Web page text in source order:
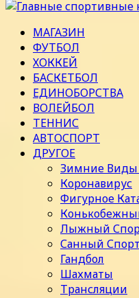
МАГАЗИН
ФУТБОЛ
ХОККЕЙ
БАСКЕТБОЛ
ЕДИНОБОРСТВА
ВОЛЕЙБОЛ
ТЕННИС
АВТОСПОРТ
ДРУГОЕ
Зимние Виды
Коронавирус
Фигурное
Лыжный
Санный Спорт
Гандбол
Шахматы
Трансляции